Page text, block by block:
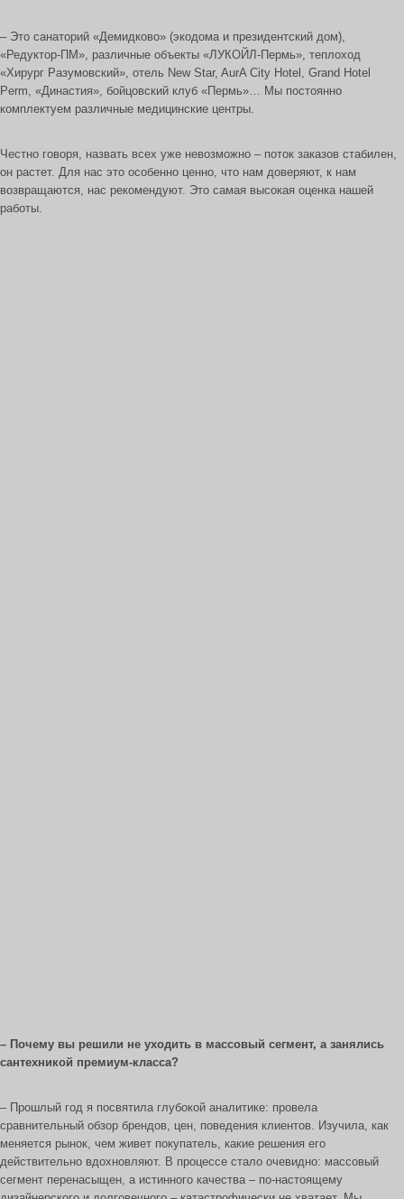
– Это санаторий «Демидково» (экодома и президентский дом),
«Редуктор-ПМ», различные объекты «ЛУКОЙЛ-Пермь», теплоход
«Хирург Разумовский», отель New Star, AurA City Hotel, Grand Hotel
Perm, «Династия», бойцовский клуб «Пермь»… Мы постоянно
комплектуем различные медицинские центры.
Честно говоря, назвать всех уже невозможно – поток заказов стабилен,
он растет. Для нас это особенно ценно, что нам доверяют, к нам
возвращаются, нас рекомендуют. Это самая высокая оценка нашей
работы.
– Почему вы решили не уходить в массовый сегмент, а занялись
сантехникой премиум-класса?
– Прошлый год я посвятила глубокой аналитике: провела
сравнительный обзор брендов, цен, поведения клиентов. Изучила, как
меняется рынок, чем живет покупатель, какие решения его
действительно вдохновляют. В процессе стало очевидно: массовый
сегмент перенасыщен, а истинного качества – по-настоящему